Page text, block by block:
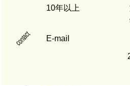
10年以上
contact E-mail